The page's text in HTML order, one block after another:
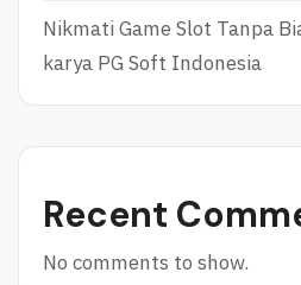
Nikmati Game Slot Tanpa
karya PG Soft Indonesia
Recent
No comments to show.